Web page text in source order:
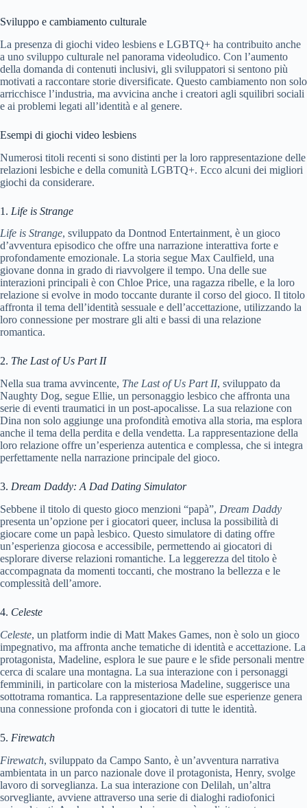
Sviluppo e cambiamento culturale
La presenza di giochi video lesbiens e LGBTQ+ ha contribuito anche
a uno sviluppo culturale nel panorama videoludico. Con l’aumento
della domanda di contenuti inclusivi, gli sviluppatori si sentono più
motivati a raccontare storie diversificate. Questo cambiamento non solo
arricchisce l’industria, ma avvicina anche i creatori agli squilibri sociali
e ai problemi legati all’identità e al genere.
Esempi di giochi video lesbiens
Numerosi titoli recenti si sono distinti per la loro rappresentazione delle
relazioni lesbiche e della comunità LGBTQ+. Ecco alcuni dei migliori
giochi da considerare.
1. Life is Strange
Life is Strange, sviluppato da Dontnod Entertainment, è un gioco
d’avventura episodico che offre una narrazione interattiva forte e
profondamente emozionale. La storia segue Max Caulfield, una
giovane donna in grado di riavvolgere il tempo. Una delle sue
interazioni principali è con Chloe Price, una ragazza ribelle, e la loro
relazione si evolve in modo toccante durante il corso del gioco. Il titolo
affronta il tema dell’identità sessuale e dell’accettazione, utilizzando la
loro connessione per mostrare gli alti e bassi di una relazione
romantica.
2. The Last of Us Part II
Nella sua trama avvincente, The Last of Us Part II, sviluppato da
Naughty Dog, segue Ellie, un personaggio lesbico che affronta una
serie di eventi traumatici in un post-apocalisse. La sua relazione con
Dina non solo aggiunge una profondità emotiva alla storia, ma esplora
anche il tema della perdita e della vendetta. La rappresentazione della
loro relazione offre un’esperienza autentica e complessa, che si integra
perfettamente nella narrazione principale del gioco.
3. Dream Daddy: A Dad Dating Simulator
Sebbene il titolo di questo gioco menzioni “papà”, Dream Daddy
presenta un’opzione per i giocatori queer, inclusa la possibilità di
giocare come un papà lesbico. Questo simulatore di dating offre
un’esperienza giocosa e accessibile, permettendo ai giocatori di
esplorare diverse relazioni romantiche. La leggerezza del titolo è
accompagnata da momenti toccanti, che mostrano la bellezza e le
complessità dell’amore.
4. Celeste
Celeste, un platform indie di Matt Makes Games, non è solo un gioco
impegnativo, ma affronta anche tematiche di identità e accettazione. La
protagonista, Madeline, esplora le sue paure e le sfide personali mentre
cerca di scalare una montagna. La sua interazione con i personaggi
femminili, in particolare con la misteriosa Madeline, suggerisce una
sottotrama romantica. La rappresentazione delle sue esperienze genera
una connessione profonda con i giocatori di tutte le identità.
5. Firewatch
Firewatch, sviluppato da Campo Santo, è un’avventura narrativa
ambientata in un parco nazionale dove il protagonista, Henry, svolge
lavoro di sorveglianza. La sua interazione con Delilah, un’altra
sorvegliante, avviene attraverso una serie di dialoghi radiofonici